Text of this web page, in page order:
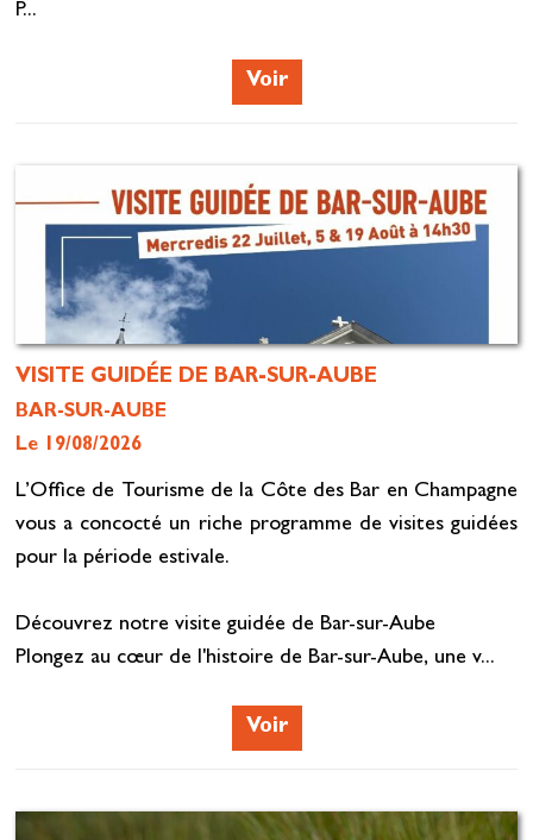
P...
Voir
VISITE GUIDÉE DE BAR-SUR-AUBE
BAR-SUR-AUBE
Le 19/08/2026
L’Office de Tourisme de la Côte des Bar en Champagne
vous a concocté un riche programme de visites guidées
pour la période estivale.
Découvrez notre visite guidée de Bar-sur-Aube
Plongez au cœur de l'histoire de Bar-sur-Aube, une v...
Voir